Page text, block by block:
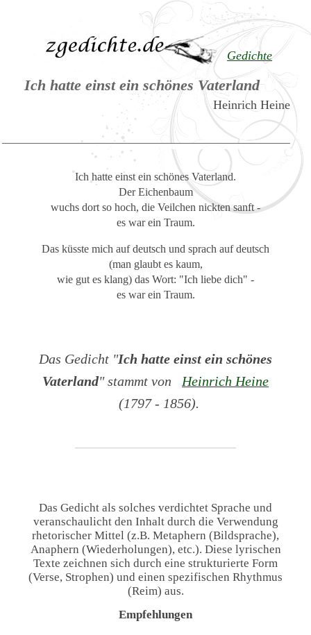
Gedichte
Ich hatte einst ein schönes Vaterland
Heinrich Heine
Ich hatte einst ein schönes Vaterland.
Der Eichenbaum
wuchs dort so hoch, die Veilchen nickten sanft -
es war ein Traum.
Das küsste mich auf deutsch und sprach auf deutsch
(man glaubt es kaum,
wie gut es klang) das Wort: "Ich liebe dich" -
es war ein Traum.
Das Gedicht "Ich hatte einst ein schönes
Vaterland" stammt von
Heinrich Heine
(1797 - 1856).
Das Gedicht als solches verdichtet Sprache und
veranschaulicht den Inhalt durch die Verwendung
rhetorischer Mittel (z.B. Metaphern (Bildsprache),
Anaphern (Wiederholungen), etc.). Diese lyrischen
Texte zeichnen sich durch eine strukturierte Form
(Verse, Strophen) und einen spezifischen Rhythmus
(Reim) aus.
Empfehlungen